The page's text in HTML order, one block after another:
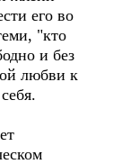
его во
"кто
и без
любви к